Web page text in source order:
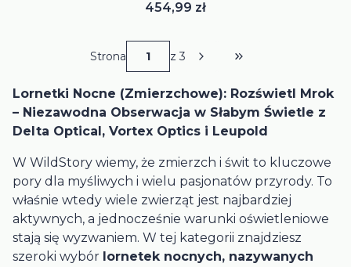
Cena
454,99 zł
Strona z 3 Przejdź do
Lornetki Nocne (Zmierzchowe): Rozświetl Mrok
– Niezawodna Obserwacja w Słabym Świetle z
Delta Optical, Vortex Optics i Leupold
W WildStory wiemy, że zmierzch i świt to kluczowe
pory dla myśliwych i wielu pasjonatów przyrody. To
właśnie wtedy wiele zwierząt jest najbardziej
aktywnych, a jednocześnie warunki oświetleniowe
stają się wyzwaniem. W tej kategorii znajdziesz
szeroki wybór lornetek nocnych, nazywanych